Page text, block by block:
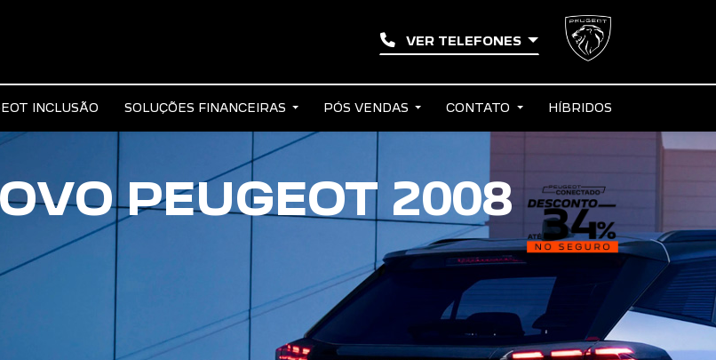
VER TELEFONES
INCLUSÃO SOLUÇÕES FINANCEIRAS PÓS VENDAS CONTATO HÍBRIDOS
PEUGEOT 2008